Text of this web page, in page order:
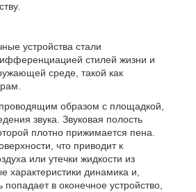
устройства стали
стилей жизни и
среде, такой как
образом с площадкой,
звука. Звуковая полость
плотно прижимается пена.
что приводит к
или утечки жидкости из
характеристики динамика и,
в оконечное устройство,